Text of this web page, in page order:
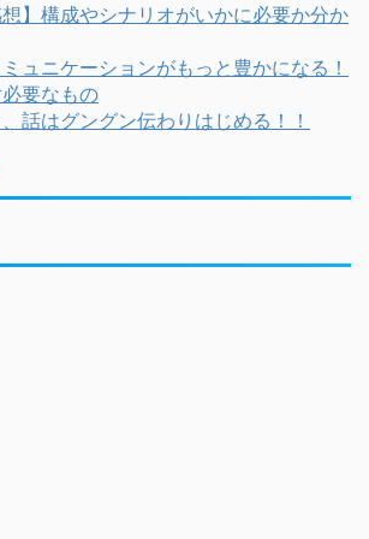
想】構成やシナリオがいかに必要か分か
ュニケーションがもっと豊かになる！
要なもの
話はグングン伝わりはじめる！！